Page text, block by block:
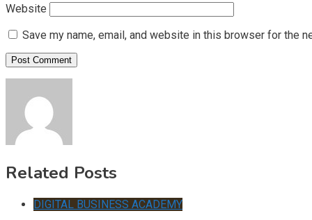
Website
Save my name, email, and website in this browser for the
Related Posts
DIGITAL BUSINESS ACADEMY